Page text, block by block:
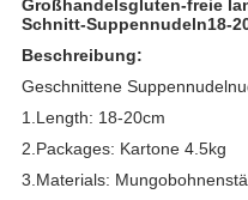
Großhandelsgluten-freie
Schnitt-Suppennudeln18-
Beschreibung:
Geschnittene
1.Length: 18-20cm
2.Packages: Kartone 4.5kg
3.Materials: